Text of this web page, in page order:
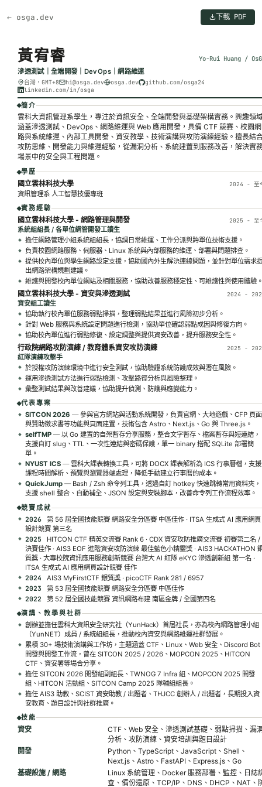
← osga.dev 下載 PDF
黃宥睿
Yo-Rui Huang /
滲透測試｜全端開發｜DevOps｜網路維運
台灣，GMT+8 hi@osga.dev osga.dev
github.com/osga24
linkedin.com/in/osga
簡介
雲科大資訊管理系學生，專注於資訊安全、全端開發與基礎架構實務。興趣領
涵蓋滲透測試、DevOps、網路維運與 Web 應用開發，具備 CTF 競賽、校園網
路與系統維運、內部工具開發、資安教學、技術演講與攻防演練經驗。擅長結
攻防思維、開發能力與維運經驗，從漏洞分析、系統建置到服務改善，解決實
場景中的安全與工程問題。
學歷
國立雲林科技大學 2024 - 至
資訊管理系 人工智慧技優專班
實務經驗
國立雲林科技大學 - 網路管理與開發 2025 - 至
系統組組長 / 各單位網管開發工讀生
擔任網路管理小組系統組組長，協調日常維運、工作分派與跨單位技術支援。
負責校園網路服務、伺服器、Linux 系統與內部服務的維運、部署與問題排查。
提供校內單位與學生網路設定支援，協助國內外生解決連線問題，並針對單位需求
出網路架構規劃建議。
維護與開發校內單位網站及相關服務，協助改善服務穩定性、可維護性與使用體驗
國立雲林科技大學 - 資安與滲透測試 2024 -
資安組工讀生
協助執行校內單位服務弱點掃描，整理弱點結果並進行風險初步分析。
針對 Web 服務與系統設定問題進行檢測，協助單位確認弱點成因與修復方向。
協助校內單位進行弱點修復、設定調整與提供資安改善，提升服務安全性。
行政院網路攻防演練 / 教育體系資安攻防演練 2025 -
紅隊演練攻擊手
於授權攻防演練環境中進行安全測試，協助驗證系統防護成效與潛在風險。
運用滲透測試方法進行弱點檢測、攻擊路徑分析與風險整理。
彙整測試結果與改善建議，協助提升偵測、防護與應變能力。
代表專案
SITCON 2026 —參與官方網站與活動系統開發，負責官網、大地遊戲、CFP 頁面
與贊助徵求書等功能與頁面建置，技術包含 Astro、Next.js、Go 與 Three.js。
selfTMP —以 Go 建置的自架暫存分享服務，整合文字暫存、檔案暫存與短連結，
支援自訂 slug、TTL、一次性連結與密碼保護，單一 binary 搭配 SQLite 部署簡
單。
NYUST ICS —雲科大課表轉換工具，可將 DOCX 課表解析為 ICS 行事曆檔，支援
課程時間解析、預覽與瀏覽器端處理，降低手動建立行事曆的成本。
QuickJump — Bash / Zsh 命令列工具，透過自訂 hotkey 快速跳轉常用資料夾，
支援 shell 整合、自動補全、JSON 設定與安裝腳本，改善命令列工作流程效率。
競賽成就
2026
第 56 屆全國技能競賽 網路安全分區賽 中區佳作 · ITSA 生成式 AI 應用網頁
設計競賽 第三名
2025
HITCON CTF 精英交流賽 Rank 6 · CDX 資安攻防推廣交流賽 初賽第二名 /
決賽佳作 · AIS3 EOF 進階資安攻防演練 最佳藍色小精靈獎 · AIS3 HACKATHON
質獎 · 大專校院資訊應用服務創新競賽 台灣大 AI 紅隊 eKYC 滲透創新組 第一名 ·
ITSA 生成式 AI 應用網頁設計競賽 佳作
2024 AIS3 MyFirstCTF 銀質獎 · picoCTF Rank 281 / 6957
2023 第 53 屆全國技能競賽 網路安全分區賽 中區佳作
2022
第 52 屆全國技能競賽 資訊網路布建 南區金牌 / 全國第四名
演講、教學與社群
創辦並擔任雲科大資訊安全研究社（YunHack）首屆社長，亦為校內網路管理小組
（YunNET）成員 / 系統組組長，推動校內資安與網路維運社群發展。
累積 30+ 場技術演講與工作坊，主題涵蓋 CTF、Linux、Web 安全、Discord Bot
開發與開發工作流，曾在 SITCON 2025 / 2026、MOPCON 2025、HITCON
CTF、資安署等場合分享。
擔任 SITCON 2026 開發組副組長、TWNOG 7 Infra 組、MOPCON 2025 開發
組、HITCON 活動組、SITCON Camp 2025 隊輔組組長。
擔任 AIS3 助教、SCIST 資安助教 / 出題者、THJCC 創辦人 / 出題者，長期投入資
安教育、題目設計與社群推廣。
技能
資安
CTF、Web 安全、滲透測試基礎、弱點掃描、漏
分析、攻防演練、資安培訓與題目設計
開發
Python、TypeScript、JavaScript、Shell、
Next.js、Astro、FastAPI、Express.js、Go
基礎設施 / 網路
Linux 系統管理、Docker 服務部署、監控、日誌
查、備份還原、TCP/IP、DNS、DHCP、NAT、